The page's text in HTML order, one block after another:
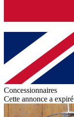
Concessionnaires
Cette annonce a expiré